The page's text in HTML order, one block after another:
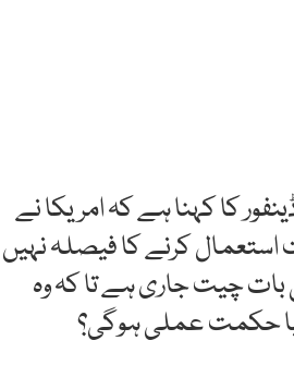
کا کہنا ہے کہ امریکا نے
کرنے کا فیصلہ نہیں
بات چیت جاری ہے تا کہ وہ
حکمت عملی ہوگی؟